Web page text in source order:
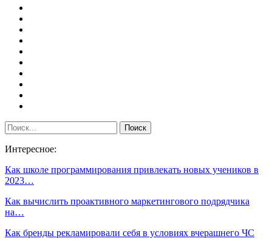
Интересное:
Как школе программирования привлекать новых учеников в
2023…
Как вычислить проактивного маркетингового подрядчика
на…
Как бренды рекламировали себя в условиях вчерашнего ЧС